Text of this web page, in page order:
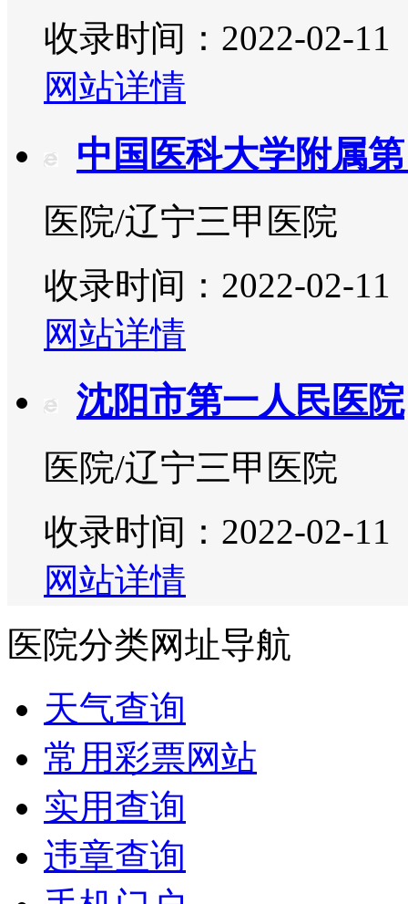
收录时间：2022-02-11
网站详情
中国医科大学附属
医院/辽宁三甲医院
收录时间：2022-02-11
网站详情
沈阳市第一人民医院
医院/辽宁三甲医院
收录时间：2022-02-11
网站详情
医院分类网址导航
天气查询
常用彩票网站
实用查询
违章查询